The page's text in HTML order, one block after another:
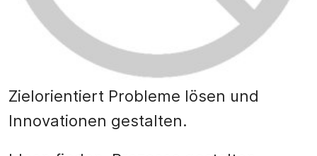
Zielorientiert Probleme lösen und
Innovationen gestalten.